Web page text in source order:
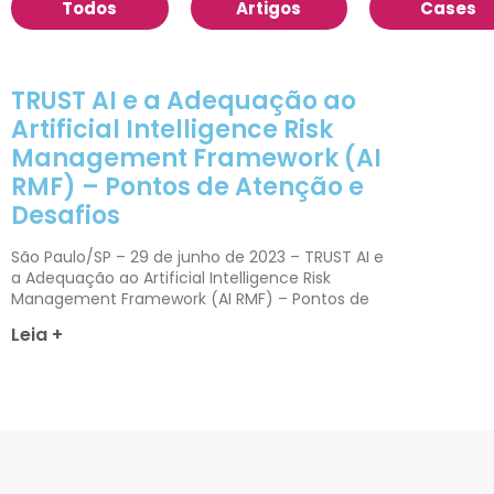
Todos Artigos Cases
TRUST AI e a Adequação ao
Artificial Intelligence Risk
Management Framework (AI
RMF) – Pontos de Atenção e
Desafios
São Paulo/SP – 29 de junho de 2023 – TRUST AI e
a Adequação ao Artificial Intelligence Risk
Management Framework (AI RMF) – Pontos de
Leia +